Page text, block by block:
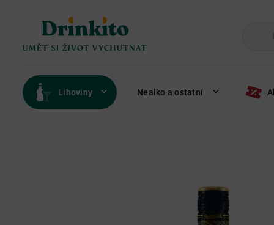
Lihoviny Nealko a ostatní